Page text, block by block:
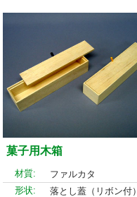
菓子用木箱
材質:
ファルカタ
形状:
落とし蓋（リボン付）